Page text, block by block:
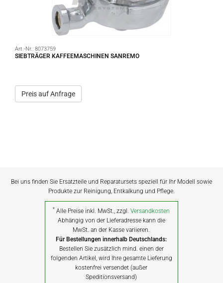
Art.-Nr.: 8073759
SIEBTRÄGER KAFFEEMASCHINEN SANREMO
Preis auf Anfrage
Bei uns finden Sie Ersatzteile und Reparatursets speziell für Ihr Modell sowie
Produkte zur Reinigung, Entkalkung und Pflege.
* Alle Preise inkl. MwSt., zzgl.Versandkosten
Abhängig von der Lieferadresse kann die
MwSt. an der Kasse variieren.
Für Bestellungen innerhalb Deutschlands:
Bestellen Sie zusätzlich mind. einen der
folgenden Artikel, wird Ihre gesamte Lieferung
kostenfrei versendet (außer
Speditionsversand)